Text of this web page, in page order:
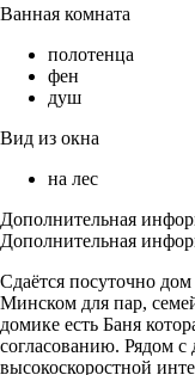
Ванная комната
полотенца
фен
душ
Вид из окна
на лес
Дополнительная
Дополнительная
Сдаётся посуточно
Минском для пар,
домике есть Баня
согласованию. Рядом
высокоскоростной